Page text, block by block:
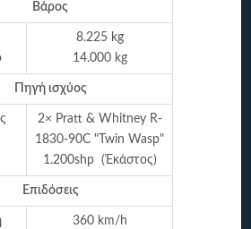
Βάρος
8.225 kg
14.000 kg
Πηγή ισχύος
2× Pratt & Whitney R-
1830-90C "Twin Wasp"
1.200shp (Έκάστος)
Επιδόσεις
360 km/h